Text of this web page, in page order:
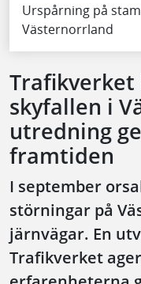
Urspårning på
Västernorrland
skyfallen i
utredning
framtiden
I september
störningar på
järnvägar. En
Trafikverket